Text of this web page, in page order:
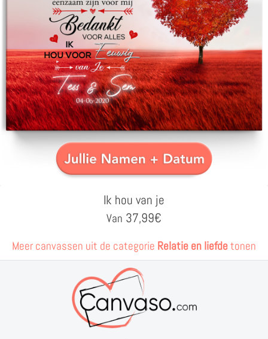
Ik hou van je
Van 37,99€
Meer canvassen uit de categorie Relatie en liefdetonen